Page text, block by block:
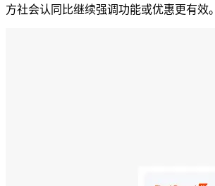
方社会认同比继续强调功能或优惠更有效。